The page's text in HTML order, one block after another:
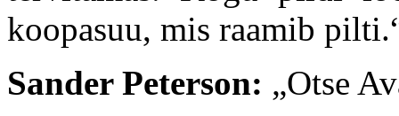
koopasuu, mis raamib
Sander Peterson: „Otse